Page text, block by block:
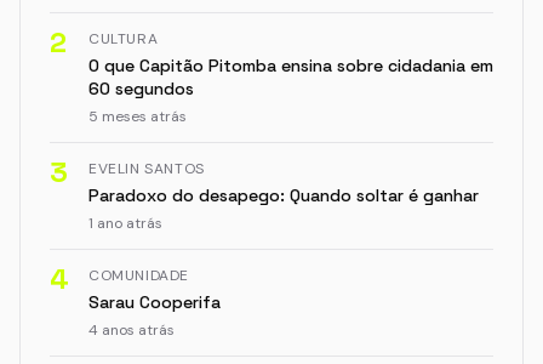
2 CULTURA
O que Capitão Pitomba ensina sobre cidadania em
60 segundos
5 meses atrás
3 EVELIN SANTOS
Paradoxo do desapego: Quando soltar é ganhar
1 ano atrás
4 COMUNIDADE
Sarau Cooperifa
4 anos atrás